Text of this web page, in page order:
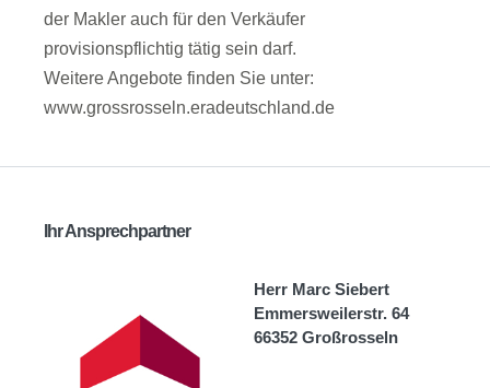
der Makler auch für den Verkäufer
provisionspflichtig tätig sein darf.
Weitere Angebote finden Sie unter:
www.grossrosseln.eradeutschland.de
Ihr Ansprechpartner
Herr Marc Siebert
Emmersweilerstr. 64
66352 Großrosseln